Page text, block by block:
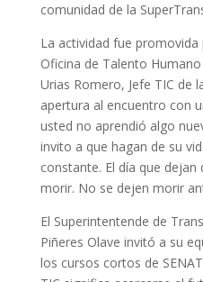
comunidad de la
La actividad fue promovida
Oficina de Talento
Urias Romero, Jefe TIC de
apertura al encuentro con
usted no aprendió algo
invito a que hagan de su
constante. El día que
morir. No se dejen morir
El Superintentende de
Piñeres Olave invitó a su
los cursos cortos de